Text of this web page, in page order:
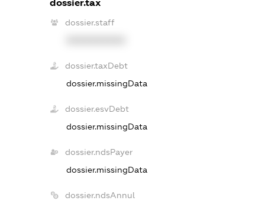
dossier.tax
dossier.staff
dossier.taxDebt
dossier.missingData
dossier.esvDebt
dossier.missingData
dossier.ndsPayer
dossier.missingData
dossier.ndsAnnul